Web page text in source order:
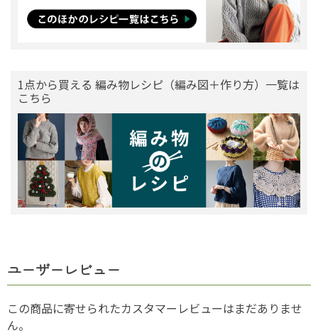
1点から買える 編み物レシピ（編み図＋作り方）一覧は
こちら
ユーザーレビュー
この商品に寄せられたカスタマーレビューはまだありませ
ん。